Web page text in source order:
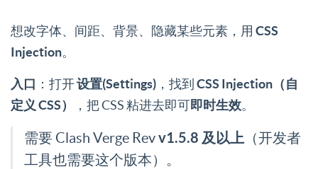
想改字体、间距、背景、隐藏某些元素，用 CSS
Injection。
入口 ：打开设置(Settings) ，找到 CSS Injection（自
定义 CSS）
，把 CSS 粘进去即可即时生效。
需要 Clash Verge Revv1.5.8 及以上 （开发者
工具也需要这个版本）。